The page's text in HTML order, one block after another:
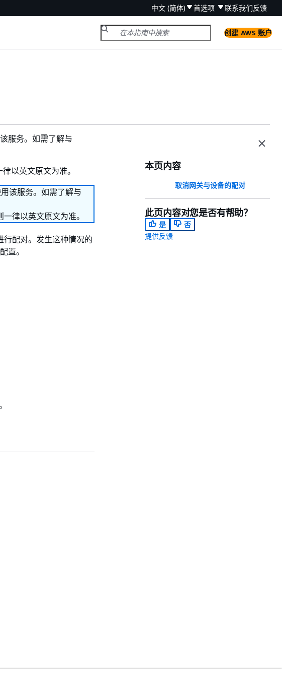
中文 (简体) 首选项 联系我们反馈
创建 AWS 账户
服务。如需了解与
以英文原文为准。
该服务。如需了解与
律以英文原文为准。
行配对。发生这种情况的
置。
本页内容
取消网关与设备的配对
此页内容对您是否有帮助？
是
否
提供反馈